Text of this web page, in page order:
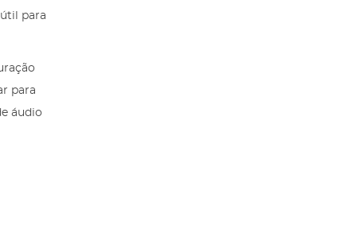
para
para
áudio